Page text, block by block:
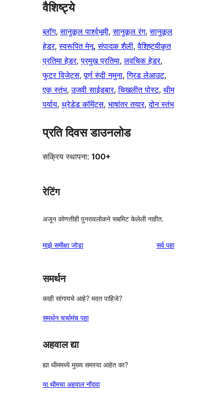
वैशिष्ट्ये
ब्लॉग, सानुकूल पार्श्वभूमी, सानुकूल रंग, सानुकूल
हेडर, स्वरूपित मेनू, संपादक शैली, वैशिष्ट्यीकृत
प्रतिमा हेडर, प्रमुख प्रतिमा, लवचिक हेडर
फुटर विजेट्स, पूर्ण रुंदी नमुना, ग्रिड लेआउट
एक स्तंभ, उजवी साईडबार, चिखलीत पोस्ट, थीम
पर्याय, थ्रेडेड कॉमेंट्स, भाषांतर तयार, दोन स्तंभ
प्रति दिवस डाउनलोड
सक्रिय स्थापना: 100+
रेटिंग
अजून कोणतीही पुनरावलोकने सबमिट केलेली नाहीत.
माझे समीक्षा जोडा सर्वपुनरावलोकने
पहा
समर्थन
काही सांगायचे आहे? मदत पाहिजे?
समर्थन चर्चामंच पहा
अहवाल द्या
ह्या थीममध्ये मुख्य समस्या आहेत का?
या थीमचा अहवाल नोंदवा